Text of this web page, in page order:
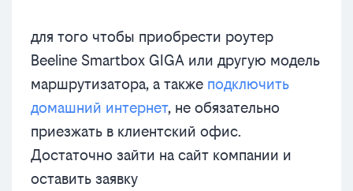
для того чтобы приобрести роутер
Beeline Smartbox GIGA или другую модель
маршрутизатора, а также подключить
домашний интернет, не обязательно
приезжать в клиентский офис.
Достаточно зайти на сайт компании и
оставить заявку